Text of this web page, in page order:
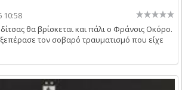
10:58
θα βρίσκεται και πάλι ο Φράνσις Οκόρο.
τον σοβαρό τραυματισμό που είχε